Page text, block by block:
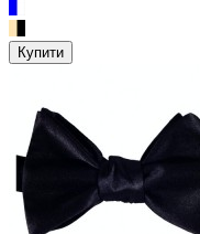
Купити